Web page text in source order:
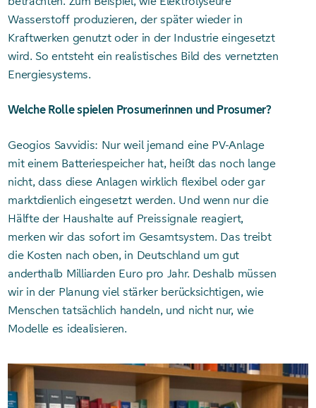
Wasserstoff produzieren, der später wieder in
Kraftwerken genutzt oder in der Industrie eingesetzt
wird. So entsteht ein realistisches Bild des vernetzten
Energiesystems.
Welche Rolle spielen Prosumerinnen und Prosumer?
Geogios Savvidis: Nur weil jemand eine PV-Anlage
mit einem Batteriespeicher hat, heißt das noch lange
nicht, dass diese Anlagen wirklich flexibel oder gar
marktdienlich eingesetzt werden. Und wenn nur die
Hälfte der Haushalte auf Preissignale reagiert,
merken wir das sofort im Gesamtsystem. Das treibt
die Kosten nach oben, in Deutschland um gut
anderthalb Milliarden Euro pro Jahr. Deshalb müssen
wir in der Planung viel stärker berücksichtigen, wie
Menschen tatsächlich handeln, und nicht nur, wie
Modelle es idealisieren.